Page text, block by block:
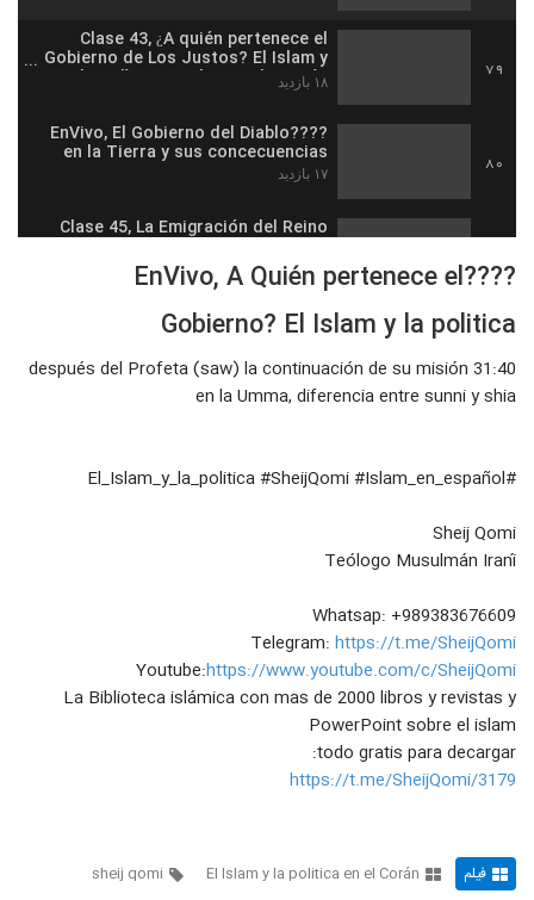
79
Clase 43, ¿A quién pertenece el
Gobierno de Los Justos? El Islam y
la Política en el sagrado Corán
۱۸ بازدید
80
????EnVivo, El Gobierno del Diablo
en la Tierra y sus concecuencias
۱۷ بازدید
Clase 45, La Emigración del Reino
y La política La Clase Final
۱۹ بازدید
????EnVivo, La Emigración al
۱۸ بازدید
84
Qomi
۱۷ بازدید
85
razonamiento y reflexionar, La Llave
de la Vida Islamica, Sheij Qomi
۱۵ بازدید
????EnVivo, A Quién pertenece el
Gobierno? El Islam y la politica
31:40 después del Profeta (saw) la continuación de su misión
en la Umma, diferencia entre sunni y shia
#El_Islam_y_la_politica #SheijQomi #Islam_en_español
Sheij Qomi
Teólogo Musulmán Iraní
Whatsap: +989383676609
Telegram: https://t.me/SheijQomi
Youtube:https://www.youtube.com/c/SheijQomi
La Biblioteca islámica con mas de 2000 libros y revistas y
PowerPoint sobre el islam
todo gratis para decargar:
https://t.me/SheijQomi/3179
فیلم El Islam y la politica en el Corán
sheij qomi